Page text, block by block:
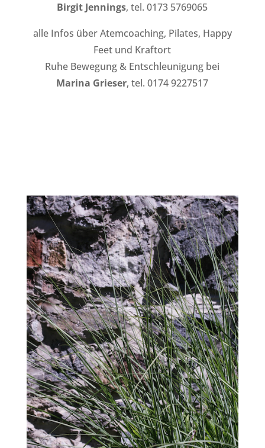
Birgit Jennings, tel. 0173 5769065
alle Infos über Atemcoaching, Pilates, Happy
Feet und Kraftort
Ruhe Bewegung & Entschleunigung bei
Marina Grieser, tel. 0174 9227517